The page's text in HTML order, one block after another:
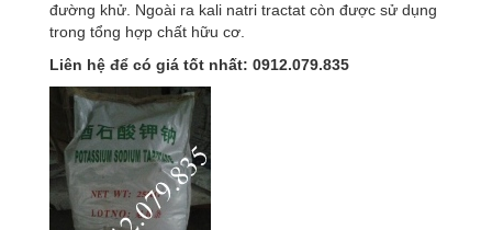
đường khử. Ngoài ra kali natri tractat còn được sử dụng
trong tổng hợp chất hữu cơ.
Liên hệ để có giá tốt nhất: 0912.079.835